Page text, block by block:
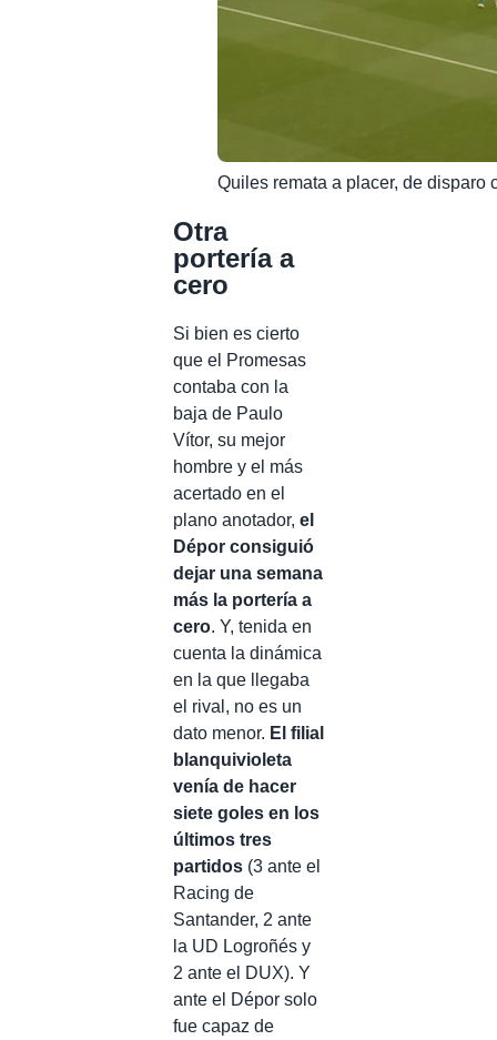
Quiles remata a placer, de disparo
Otra
portería a
cero
Si bien es cierto
que el Promesas
contaba con la
baja de Paulo
Vítor, su mejor
hombre y el más
acertado en el
plano anotador, el
Dépor consiguió
dejar una semana
más la portería a
cero. Y, tenida en
cuenta la dinámica
en la que llegaba
el rival, no es un
dato menor. El filial
blanquivioleta
venía de hacer
siete goles en los
últimos tres
partidos (3 ante el
Racing de
Santander, 2 ante
la UD Logroñés y
2 ante el DUX). Y
ante el Dépor solo
fue capaz de